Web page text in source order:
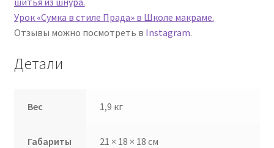
Урок «Сумка в стиле Прада» в Школе макраме.
Отзывы можно посмотреть в Instagram.
Детали
Вес 1,9 кг
Габариты 21 × 18 × 18 см